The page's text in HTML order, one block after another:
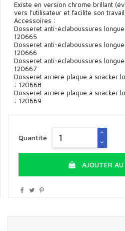
Existe en version chrome brillant
vers l’utilisateur et facilite son
Accessoires :
Dosseret anti-éclaboussures
120665
Dosseret anti-éclaboussures
120666
Dosseret anti-éclaboussures
120667
Dosseret arrière plaque à snacker
: 120668
Dosseret arrière plaque à snacker
: 120669
Quantité
AJOUTER AU